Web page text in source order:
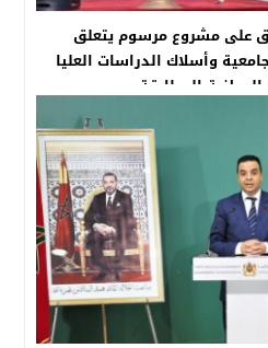
على مشروع مرسوم يتعلق
وأسلاك الدراسات العلیا
المطابقة